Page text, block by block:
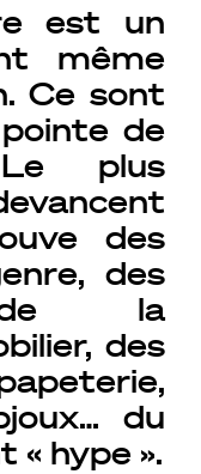
est un
même
Ce sont
de
plus
des
des
de la
des
du
« hype ».